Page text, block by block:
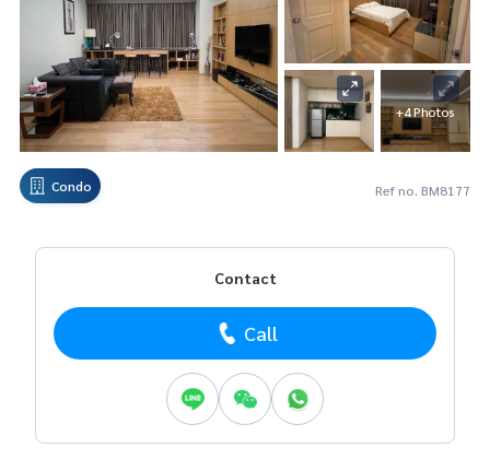
+4 Photos
Condo Ref no. BM8177
Contact
Call